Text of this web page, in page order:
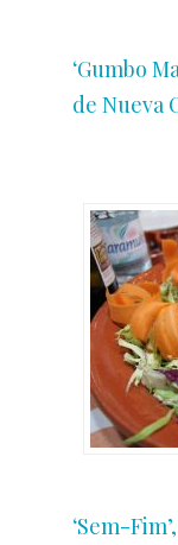
‘Gumbo
de Nueva
‘Sem-